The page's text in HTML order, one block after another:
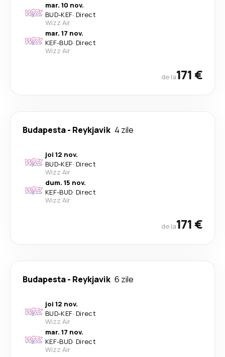
mar. 10 nov.
BUD-KEF· Direct
Wizz Air
mar. 17 nov.
KEF-BUD· Direct
Wizz Air
de la171 €
Budapesta- Reykjavik 4 zile
joi 12 nov.
BUD-KEF· Direct
Wizz Air
dum. 15 nov.
KEF-BUD· Direct
Wizz Air
de la171 €
Budapesta- Reykjavik 6 zile
joi 12 nov.
BUD-KEF· Direct
Wizz Air
mar. 17 nov.
KEF-BUD· Direct
Wizz Air